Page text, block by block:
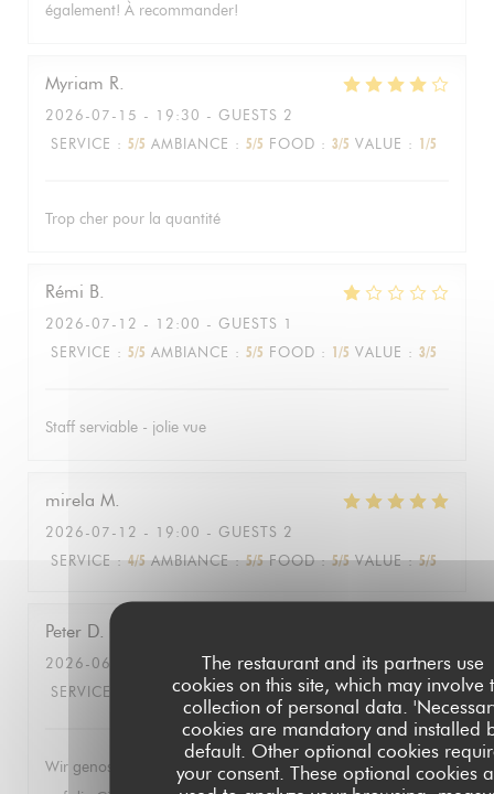
The restaurant and its partners use
cookies on this site, which may involve
collection of personal data.
cookies are mandatory and installed
default. Other optional cookies
your consent. These optional cookies
également! À recommander!
Myriam R
2026-07-15 - 19:30 - GUESTS 2
SERVICE : 5/5 AMBIANCE : 5/5 FOOD : 3/5 VALUE : 1/5
Trop cher pour la quantité
Rémi B
2026-07-12 - 12:00 - GUESTS 1
SERVICE : 5/5 AMBIANCE : 5/5 FOOD : 1/5 VALUE : 3/5
Staff serviable - jolie vue
mirela M
2026-07-12 - 19:00 - GUESTS 2
SERVICE : 4/5 AMBIANCE: 5/5 FOOD: 5/5 VALUE: 5/5
Peter D
2026-06-27
- 19:30 - GUESTS 2
SERVICE
AMBIANCE: 5/5 FOOD: 5/5 VALUE: 5 /5
Wir genossen die herrlich entspannte Atmosphäre mit Blick